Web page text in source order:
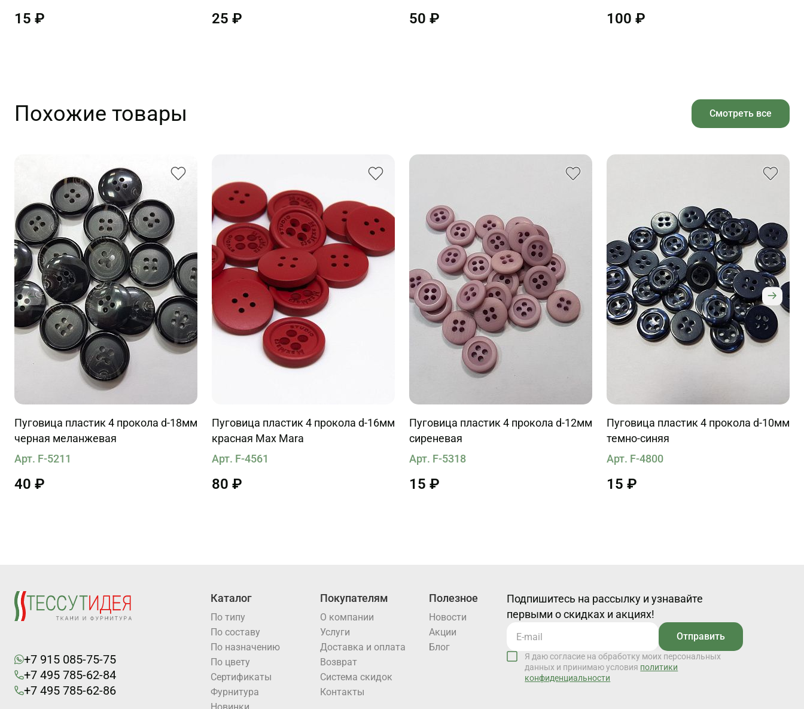
15 ₽ 25 ₽ 50 ₽ 100 ₽
Похожие товары Смотреть все
Пуговица пластик 4 прокола d-18мм
черная меланжевая
Арт. F-5211
40 ₽
Пуговица пластик 4 прокола d-16мм
красная Max Mara
Арт. F-4561
80 ₽
Пуговица пластик 4 прокола d-12мм
сиреневая
Арт. F-5318
15 ₽
Пуговица пластик 4 прокола d-10мм
темно-синяя
Арт. F-4800
15 ₽
+7 915 085-75-75
+7 495 785-62-84
+7 495 785-62-86
Каталог
По типу
По составу
По назначению
По цвету
Cертификаты
Фурнитура
Покупателям
О компании
Услуги
Доставка и оплата
Возврат
Система скидок
Контакты
Полезное
Новости
Акции
Блог
Подпишитесь на рассылку и узнавайте
первыми о скидках и акциях!
Отправить
Я даю согласие на обработку моих персональных
данных и принимаю условия политики
конфиденциальности